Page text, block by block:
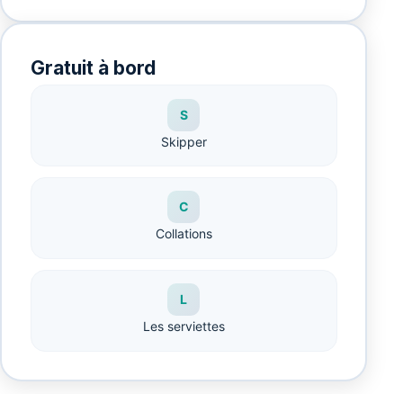
Gratuit à bord
S
Skipper
C
Collations
L
Les serviettes